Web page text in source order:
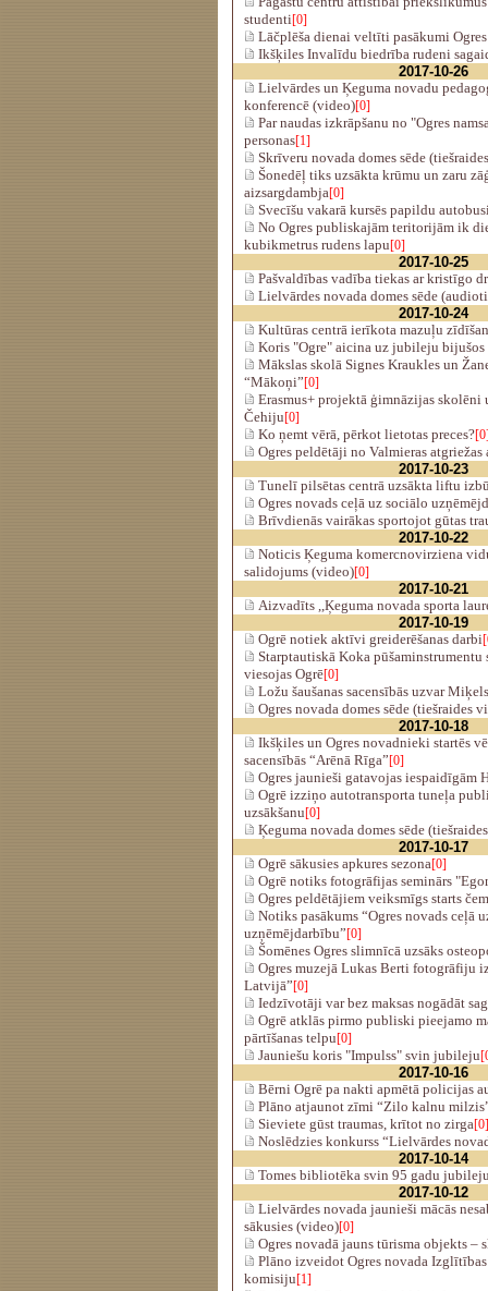
studenti[0]
Lāčplēša dienai veltīti pasākumi
Ikšķiles Invalīdu biedrība rudeni
2017-10-26
Lielvārdes un Ķeguma novadu
konferencē (video)[0]
Par naudas izkrāpšanu no "Ogres
personas[1]
Skrīveru novada domes sēde
Šonedēļ tiks uzsākta krūmu un zaru
aizsargdambja[0]
Svecīšu vakarā kursēs papildu
No Ogres publiskajām teritorijām ik
kubikmetrus rudens lapu[0]
2017-10-25
Pašvaldības vadība tiekas ar kristīgo
Lielvārdes novada domes sēde
2017-10-24
Kultūras centrā ierīkota mazuļu
Koris "Ogre" aicina uz jubileju bijušos
Mākslas skolā Signes Kraukles un
“Mākoņi”[0]
Erasmus+ projektā ģimnāzijas
Čehiju[0]
Ko ņemt vērā, pērkot lietotas preces?
Ogres peldētāji no Valmieras atgriežas
2017-10-23
Tunelī pilsētas centrā uzsākta liftu
Ogres novads ceļā uz sociālo
Brīvdienās vairākas sportojot gūtas
2017-10-22
Noticis Ķeguma komercnovirziena
salidojums (video)[0]
2017-10-21
Aizvadīts ,,Ķeguma novada sporta
2017-10-19
Ogrē notiek aktīvi greiderēšanas darbi
Starptautiskā Koka
viesojas Ogrē[0]
Ložu šaušanas sacensībās uzvar
Ogres novada domes sēde (tiešraides
2017-10-18
Ikšķiles un Ogres novadnieki startēs
sacensībās “Arēnā Rīga”[0]
Ogres jaunieši gatavojas iespaidīgām
Ogrē izziņo autotransporta tuneļa
uzsākšanu[0]
Ķeguma novada domes sēde
2017-10-17
Ogrē sākusies apkures sezona[0]
Ogrē notiks fotogrāfijas seminārs
Ogres peldētājiem veiksmīgs starts
Notiks pasākums “Ogres novads ceļā
uzņēmējdarbību”[0]
Šomēnes Ogres slimnīcā uzsāks
Ogres muzejā Lukas Berti fotogrāfiju
Latvijā”[0]
Iedzīvotāji var bez maksas nogādāt
Ogrē atklās pirmo publiski pieejamo
pārtīšanas telpu[0]
Jauniešu koris "Impulss" svin jubileju
2017-10-16
Bērni Ogrē pa nakti apmētā policijas
Plāno atjaunot zīmi “Zilo kalnu
Sieviete gūst traumas, krītot no zirga[0]
Noslēdzies konkurss “Lielvārdes
2017-10-14
Tomes bibliotēka svin 95 gadu
2017-10-12
Lielvārdes novada jaunieši mācās
sākusies (video)[0]
Ogres novadā jauns tūrisma objekts –
Plāno izveidot Ogres novada
komisiju[1]